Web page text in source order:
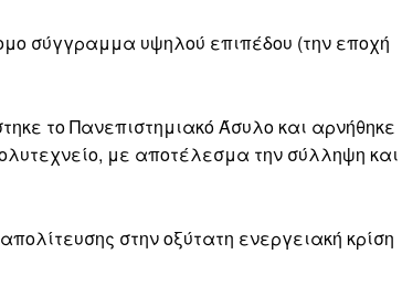
σύγγραμμα υψηλού επιπέδου (την εποχή
το Πανεπιστημιακό Άσυλο και αρνήθηκε
με αποτέλεσμα την σύλληψη και
στην οξύτατη ενεργειακή κρίση